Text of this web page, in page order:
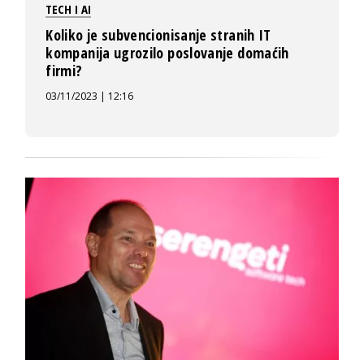
TECH I AI
Koliko je subvencionisanje stranih IT
kompanija ugrozilo poslovanje domaćih
firmi?
03/11/2023 | 12:16